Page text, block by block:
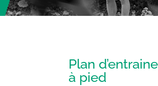
Plan
à pied